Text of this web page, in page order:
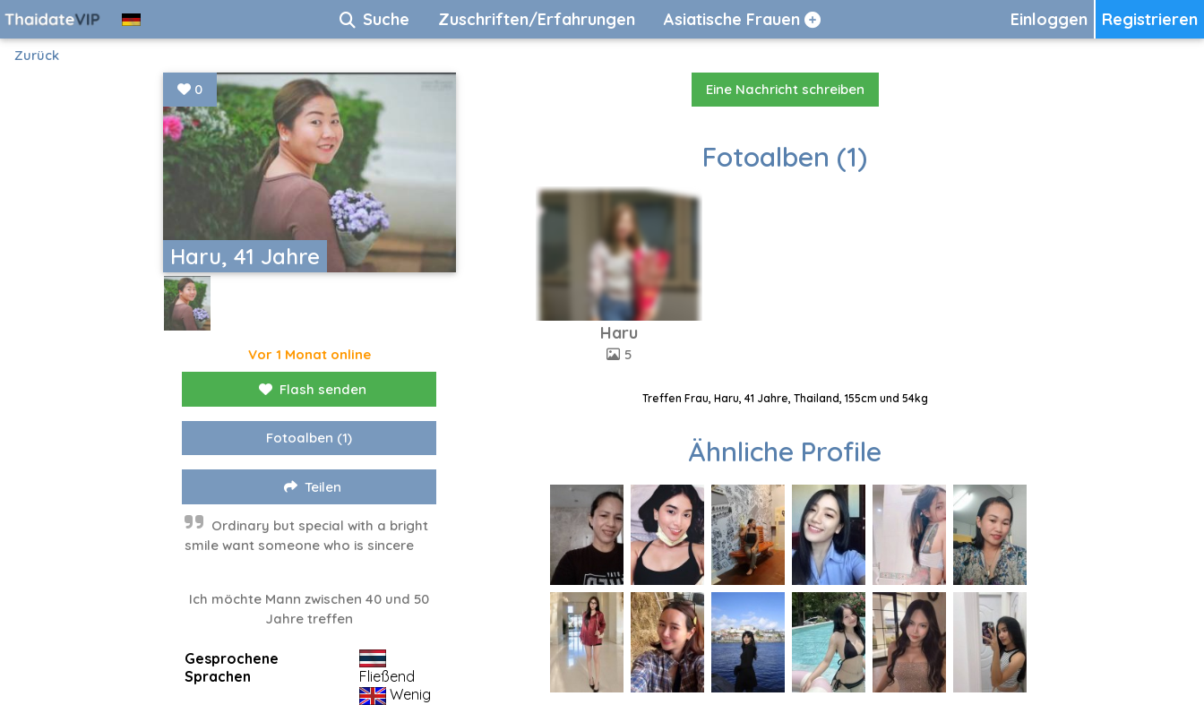
Registrieren
Einloggen
Suche Zuschriften/Erfahrungen Asiatische Frauen
Zurück
Haru, 41 Jahre
0
Vor 1 Monat online
Flash senden
Fotoalben (1)
Teilen
Ordinary but special with a bright
smile want someone who is sincere
Ich möchte Mann zwischen 40 und 50
Jahre treffen
Gesprochene
Sprachen
Fließend
Wenig
Eine Nachricht schreiben
Fotoalben (1)
Haru
5
Treffen Frau, Haru, 41 Jahre, Thailand, 155cm und 54kg
Ähnliche Profile